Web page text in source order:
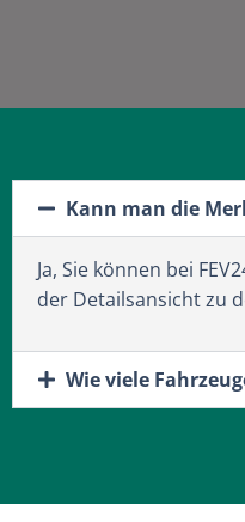
Kann man die
Ja, Sie können bei
der Detailsansicht zu
Wie viele